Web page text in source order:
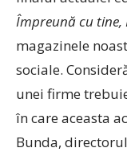
Împreună cu tine,
magazinele
sociale.
unei firme
în care aceasta
Bunda,